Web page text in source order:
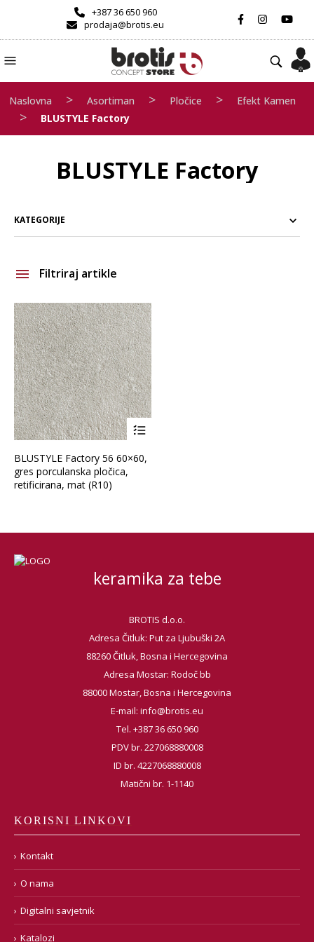
+387 36 650 960
prodaja@brotis.eu
Naslovna > Asortiman > Pločice > Efekt Kamen
> BLUSTYLE Factory
BLUSTYLE Factory
KATEGORIJE
Filtriraj artikle
BLUSTYLE Factory 56 60×60,
gres porculanska pločica,
retificirana, mat (R10)
keramika za tebe
BROTIS d.o.o.
Adresa Čitluk: Put za Ljubuški 2A
88260 Čitluk, Bosna i Hercegovina
Adresa Mostar: Rodoč bb
88000 Mostar, Bosna i Hercegovina
E-mail: info@brotis.eu
Tel. +387 36 650 960
PDV br. 227068880008
ID br. 4227068880008
Matični br. 1-1140
KORISNI LINKOVI
Kontakt
O nama
Digitalni savjetnik
Katalozi